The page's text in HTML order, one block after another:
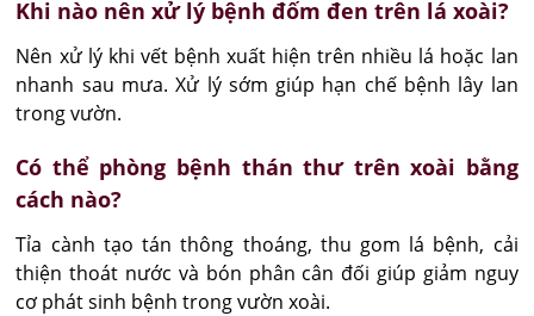
Khi nào nên xử lý bệnh đốm đen trên lá xoài?
Nên xử lý khi vết bệnh xuất hiện trên nhiều lá hoặc lan
nhanh sau mưa. Xử lý sớm giúp hạn chế bệnh lây lan
trong vườn.
Có thể phòng bệnh thán thư trên xoài bằng
cách nào?
Tỉa cành tạo tán thông thoáng, thu gom lá bệnh, cải
thiện thoát nước và bón phân cân đối giúp giảm nguy
cơ phát sinh bệnh trong vườn xoài.